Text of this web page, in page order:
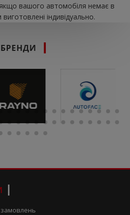
якщо вашого автомобіля немає в
індивідуально.
БРЕНДИ
замовлень